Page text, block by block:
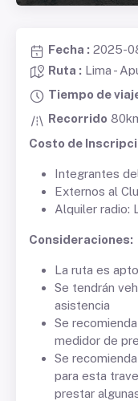
Fecha : 2025-
Ruta : Lima -
Tiempo de
Recorrido
Costo de
Integrantes
Externos al
Alquiler radio:
Consideraciones:
La ruta es
Se tendrán
asistencia
Se
medidor de
Se
para esta
prestar